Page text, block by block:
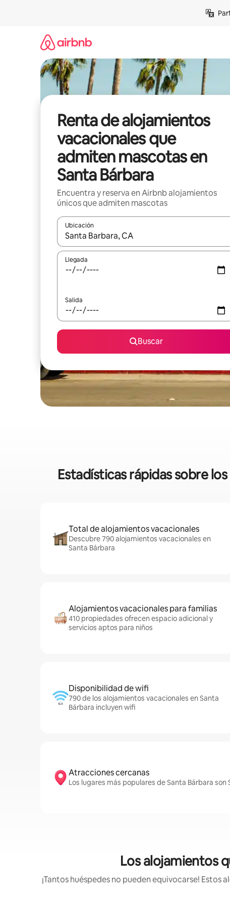
Renta de alojamientos
vacacionales que
admiten mascotas en
Santa Bárbara
Encuentra y reserva en Airbnb alojamientos
únicos que admiten mascotas
Ubicación
Cuando los resultados estén disponibles, podrás
Llegada
Salida
Buscar
Estadísticas rápidas sobre
Total de alojamientos vacacionales
Descubre 790 alojamientos vacacionales en
Santa Bárbara
Alojamientos vacacionales para familias
410 propiedades ofrecen espacio adicional y
servicios aptos para niños
Disponibilidad de wifi
790 de los alojamientos vacacionales en Santa
Bárbara incluyen wifi
Atracciones cercanas
Los lugares más populares de Santa Bárbara son
Los alojamientos
¡Tantos huéspedes no pueden equivocarse!